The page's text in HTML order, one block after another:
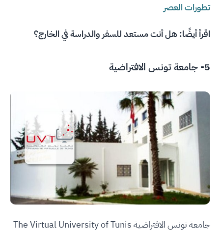
تطورات العصر
اقرأ أيضًا:هل أنت مستعد للسفر والدراسة في الخارج؟
5- جامعة تونس الافتراضية
جامعة تونس الافتراضية The Virtual University of Tunis